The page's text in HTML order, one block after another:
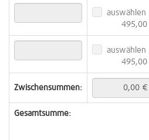
auswählen
495,00
auswählen
495,00
Zwischensummen:
Gesamtsumme: